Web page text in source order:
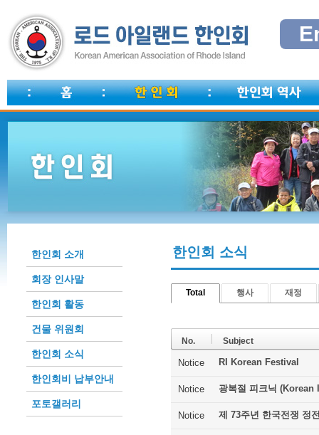
한인회 소개
회장 인사말
한인회 활동
건물 위원회
한인회 소식
한인회비 납부안내
포토갤러리
한인회 소식
Total 행사 재정
No. Subject
Notice RI Korean Festival
Notice 광복절 피크닉
Notice 제 73주년 한국전쟁 정